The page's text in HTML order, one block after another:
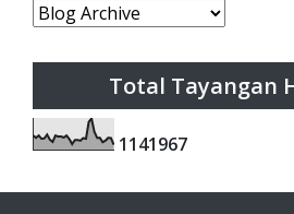
Total Tayangan
1141967